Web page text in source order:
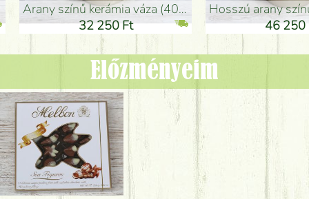
arany színű kerámia váza (40x26cm)
32 250 Ft
hosszú arany színű
46 250 Ft
Előzményeim